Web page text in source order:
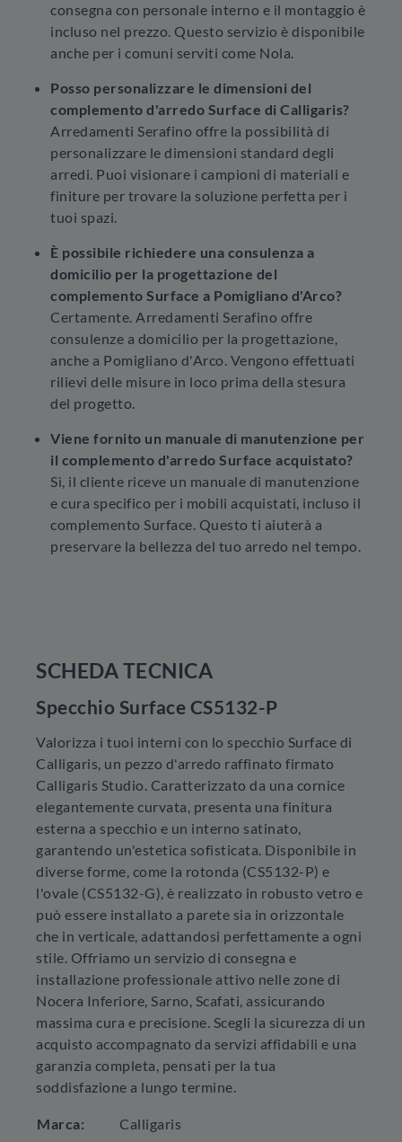
consegna con personale interno e il montaggio è
incluso nel prezzo. Questo servizio è disponibile
anche per i comuni serviti come Nola.
Posso personalizzare le dimensioni del
complemento d'arredo Surface di Calligaris?
Arredamenti Serafino offre la possibilità di
personalizzare le dimensioni standard degli
arredi. Puoi visionare i campioni di materiali e
finiture per trovare la soluzione perfetta per i
tuoi spazi.
È possibile richiedere una consulenza a
domicilio per la progettazione del
complemento Surface a Pomigliano d'Arco?
Certamente. Arredamenti Serafino offre
consulenze a domicilio per la progettazione,
anche a Pomigliano d'Arco. Vengono effettuati
rilievi delle misure in loco prima della stesura
del progetto.
Viene fornito un manuale di manutenzione per
il complemento d'arredo Surface acquistato?
Sì, il cliente riceve un manuale di manutenzione
e cura specifico per i mobili acquistati, incluso il
complemento Surface. Questo ti aiuterà a
preservare la bellezza del tuo arredo nel tempo.
SCHEDA TECNICA
Specchio Surface CS5132-P
Valorizza i tuoi interni con lo specchio Surface di
Calligaris, un pezzo d'arredo raffinato firmato
Calligaris Studio. Caratterizzato da una cornice
elegantemente curvata, presenta una finitura
esterna a specchio e un interno satinato,
garantendo un'estetica sofisticata. Disponibile in
diverse forme, come la rotonda (CS5132-P) e
l'ovale (CS5132-G), è realizzato in robusto vetro e
può essere installato a parete sia in orizzontale
che in verticale, adattandosi perfettamente a ogni
stile. Offriamo un servizio di consegna e
installazione professionale attivo nelle zone di
Nocera Inferiore, Sarno, Scafati, assicurando
massima cura e precisione. Scegli la sicurezza di un
acquisto accompagnato da servizi affidabili e una
garanzia completa, pensati per la tua
soddisfazione a lungo termine.
Marca:
Calligaris